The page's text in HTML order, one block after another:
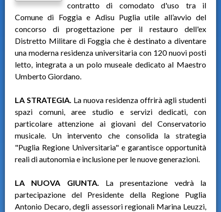
contratto di comodato d'uso tra il
Comune di Foggia e Adisu Puglia utile all’avvio del
concorso di progettazione per il restauro dell'ex
Distretto Militare di Foggia che è destinato a diventare
una moderna residenza universitaria con 120 nuovi posti
letto, integrata a un polo museale dedicato al Maestro
Umberto Giordano.
LA STRATEGIA. La nuova residenza offrirà agli studenti
spazi comuni, aree studio e servizi dedicati, con
particolare attenzione ai giovani del Conservatorio
musicale. Un intervento che consolida la strategia
"Puglia Regione Universitaria" e garantisce opportunità
reali di autonomia e inclusione per le nuove generazioni.
LA NUOVA GIUNTA. La presentazione vedrà la
partecipazione del Presidente della Regione Puglia
Antonio Decaro, degli assessori regionali Marina Leuzzi,